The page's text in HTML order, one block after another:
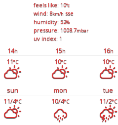
feels like: 10°c
wind: 8km/h sse
humidity: 52%
pressure: 1008.7mbar
uv index: 1
14h 15h 16h
11°C 10°C 10°C
sun mon
tue
11/4°C 10/4°C 11/2°C